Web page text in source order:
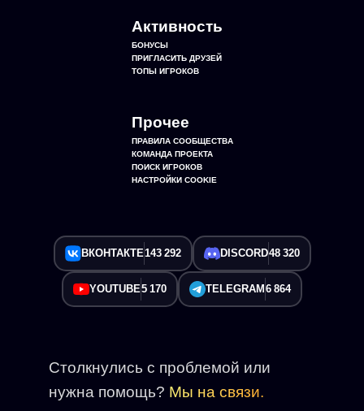
Активность
БОНУСЫ
ПРИГЛАСИТЬ ДРУЗЕЙ
ТОПЫ ИГРОКОВ
Прочее
ПРАВИЛА СООБЩЕСТВА
КОМАНДА ПРОЕКТА
ПОИСК ИГРОКОВ
НАСТРОЙКИ COOKIE
ВКОНТАКТЕ143 292 DISCORD48 320
YOUTUBE5 170 TELEGRAM 6 864
Столкнулись с проблемой или
нужна помощь? Мы на связи.